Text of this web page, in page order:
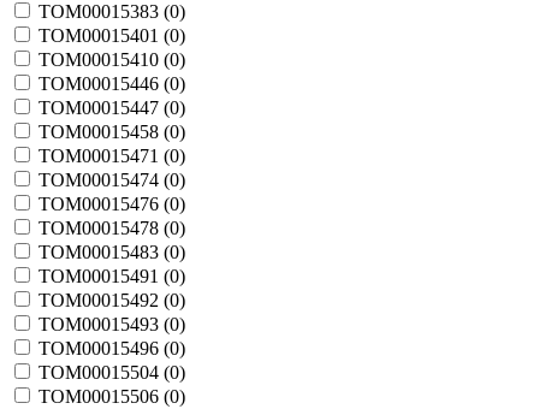
TOM00015383 (0)
TOM00015401 (0)
TOM00015410 (0)
TOM00015446 (0)
TOM00015447 (0)
TOM00015458 (0)
TOM00015471 (0)
TOM00015474 (0)
TOM00015476 (0)
TOM00015478 (0)
TOM00015483 (0)
TOM00015491 (0)
TOM00015492 (0)
TOM00015493 (0)
TOM00015496 (0)
TOM00015504 (0)
TOM00015506 (0)